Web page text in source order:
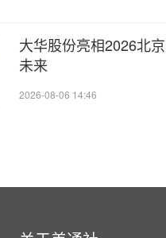
大华股份亮相2026北
未来
2026-08-06 14:46